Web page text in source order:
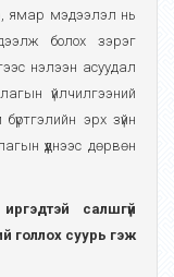
ямар мэдээлэл нь
болох зэрэг
нэлээн асуудал
үйлчилгээний
эрх зүйн
үүднээс дөрвөн
салшгүй
голлох суурь гэж